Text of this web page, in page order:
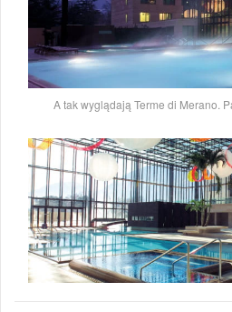
A tak wyglądają Terme di Merano.